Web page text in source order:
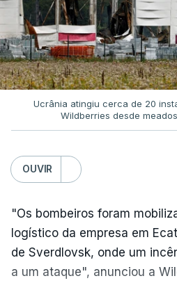
Ucrânia atingiu cerca de 20
Wildberries desde
OUVIR
"Os bombeiros foram
logístico da empresa em
de Sverdlovsk, onde um
a um ataque", anunciou a